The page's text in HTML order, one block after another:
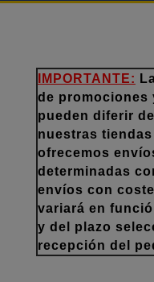
IMPORTANTE:
de promociones
pueden diferir
nuestras
ofrecemos
determinadas
envíos con
variará en
y del plazo
recepción del